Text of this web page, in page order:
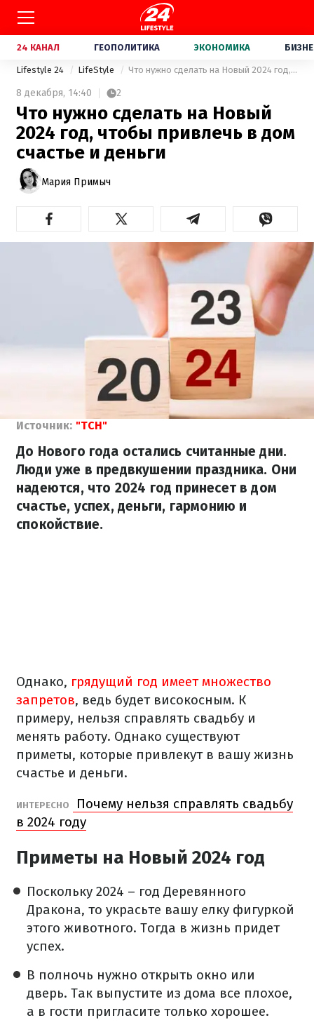
24 КАНАЛ ГЕОПОЛИТИКА ЭКОНОМИКА
Lifestyle 24 LifeStyle Что нужно сделать на Новый 2024 год, чтобы привлечь в дом счастье и деньги
8 декабря, 14:40 2
Что нужно сделать на Новый
2024 год, чтобы привлечь в дом
счастье и деньги
Мария Примыч
Источник: "ТСН"
До Нового года остались считанные дни.
Люди уже в предвкушении праздника. Они
надеются, что 2024 год принесет в дом
счастье, успех, деньги, гармонию и
спокойствие.
Однако, грядущий год имеет множество
запретов, ведь будет високосным. К
примеру, нельзя справлять свадьбу и
менять работу. Однако существуют
приметы, которые привлекут в вашу жизнь
счастье и деньги.
ИНТЕРЕСНО
Почему нельзя справлять свадьбу
в 2024 году
Приметы на Новый 2024 год
Поскольку 2024 – год Деревянного
Дракона, то украсьте вашу елку фигуркой
этого животного. Тогда в жизнь придет
успех.
В полночь нужно открыть окно или
дверь. Так выпустите из дома все плохое,
а в гости пригласите только хорошее.